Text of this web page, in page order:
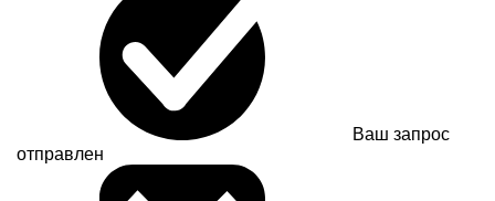
Ваш запрос
отправлен